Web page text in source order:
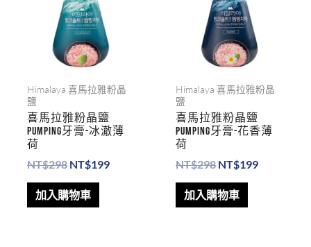
Himalaya 喜馬拉雅粉晶
鹽
喜馬拉雅粉晶鹽
PUMPING牙膏-冰澈薄
荷
NT$298
NT$298。
NT$199
加入購物車
Himalaya 喜馬拉雅粉晶
鹽
喜馬拉雅粉晶鹽
PUMPING牙膏-花香薄
荷
NT$298
NT$298。
NT$199
加入購物車